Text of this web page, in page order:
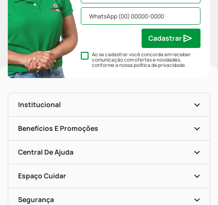
Ao se cadastrar você concorda em receber
comunicação com ofertas e novidades,
conforme a nossapolítica de privacidade.
Cadastrar
Institucional
História
Nossas Lojas
Mapa De Categorias
Blog Da PP
Seja Uma Loja Parceira
Benefícios E Promoções
Clube PP
Convênios
Programa Popular Do Brasil
Encarte De Ofertas
Dermaclub
Descontos De Laboratório (PBM)
Cupons E Ofertas
Central De Ajuda
Entrega
Recompra Programada
Compras Com Receita
Alomed (tele-Entrega)
Formas De Pagamento
Espaço Cuidar
Vacinas
Serviços Farmacêuticos
Segurança